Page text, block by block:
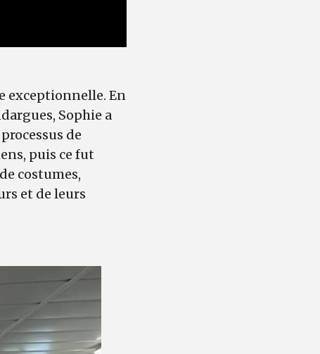
exceptionnelle. En
Sophie a
de
puis ce fut
costumes,
et de leurs